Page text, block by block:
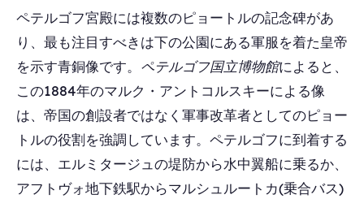
ペテルゴフ宮殿には複数のピョートルの記念碑があ
り、最も注目すべきは下の公園にある軍服を着た皇帝
を示す青銅像です。 ペテルゴフ国立博物館によると、
この1884年のマルク・アントコルスキーによる像
は、帝国の創設者ではなく軍事改革者としてのピョー
トルの役割を強調しています。ペテルゴフに到着する
には、エルミタージュの堤防から水中翼船に乗るか、
アフトヴォ地下鉄駅からマルシュルートカ(乗合バス)